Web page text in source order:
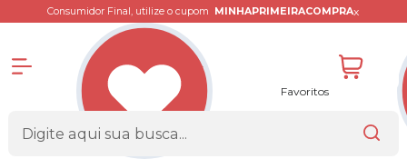
Consumidor Final, utilize o cupom MINHAPRIMEIRACOMPRAx
Favoritos